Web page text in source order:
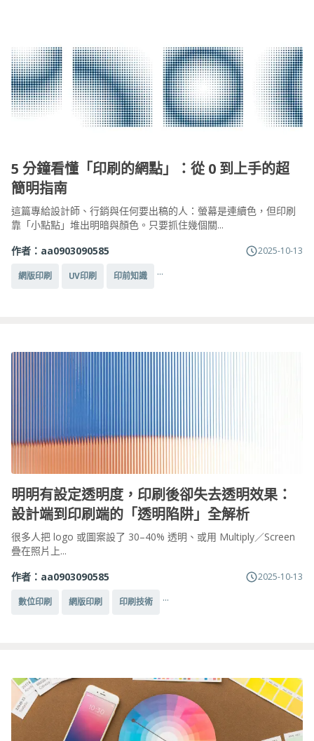
5 分鐘看懂「印刷的網點」：從 0 到上手的超
簡明指南
這篇專給設計師、行銷與任何要出稿的人：螢幕是連續色，但印刷
靠「小點點」堆出明暗與顏色。只要抓住幾個關...
作者： aa0903090585 2025-10-13
網版印刷 UV印刷 印前知識 ...
明明有設定透明度，印刷後卻失去透明效果：
設計端到印刷端的「透明陷阱」全解析
很多人把 logo 或圖案設了 30–40% 透明、或用 Multiply／Screen
疊在照片上...
作者： aa0903090585 2025-10-13
數位印刷 網版印刷 印刷技術 ...